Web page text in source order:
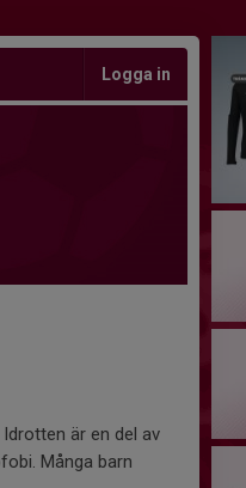
Logga in
är en del av
Många barn